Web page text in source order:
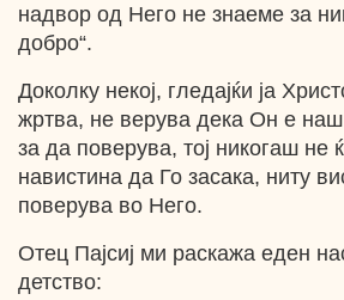
надвор од Heгo не знаеме за
добро“.
Доколку некој, гледајќи ја
жртва, не верува дека Он е
за да поверува, тој никогаш не
навистина да Го засака, ниту
поверува во Него.
Отец Пајсиј ми раскажа еден
детство: